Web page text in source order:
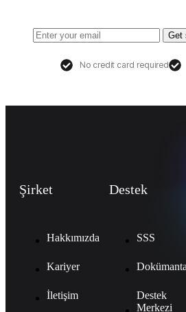
Get
No credit card required
Şirket
Hakkımızda
Kariyer
İletişim
Destek
SSS
Destek
Merkezi